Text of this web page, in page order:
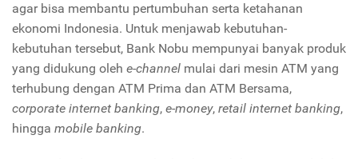
agar bisa membantu pertumbuhan serta ketahanan
ekonomi Indonesia. Untuk menjawab kebutuhan-
kebutuhan tersebut, Bank Nobu mempunyai banyak produk
yang didukung oleh e-channel mulai dari mesin ATM yang
terhubung dengan ATM Prima dan ATM Bersama,
corporate internet banking, e-money, retail internet banking,
hingga mobile banking.